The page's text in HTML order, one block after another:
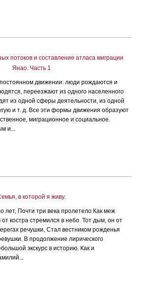
потоков и составление атласа миграции
Янао. Часть 1
движении: люди рождаются и
переезжают из одного населенного
из одной сферы деятельности, из одной
и т. д. Все эти формы движения образуют
миграционное и социальное.
и...
в которой я живу.
лет, Почти три века пролетело Как меж
костра стремился в небо. Тот дым, он от
речушки, Стал вестником рожденья
В продолжение лирического
экскурс в историю. Как и